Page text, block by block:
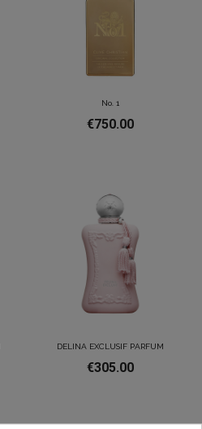
No. 1
€750.00
DELINA EXCLUSIF PARFUM
€305.00